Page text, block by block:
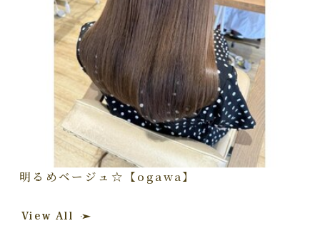
明るめベージュ☆【ogawa】
View All